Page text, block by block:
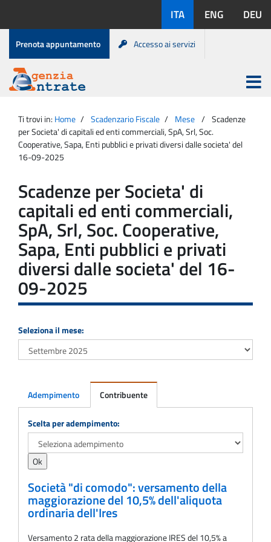
contenuto
disponibili:
ITA ENG DEU
Menu
di
servizio
Prenota appuntamento Accesso ai servizi
Agenzia
Entrate
Apri
menu
principale
Ti trovi in: Home Scadenzario Fiscale Mese
Scadenze
per Societa' di capitali ed enti commerciali, SpA, Srl, Soc.
Cooperative, Sapa, Enti pubblici e privati diversi dalle societa' del
16-09-2025
Scadenze per Societa' di
capitali ed enti commerciali,
SpA, Srl, Soc. Cooperative,
Sapa, Enti pubblici e privati
diversi dalle societa' del 16-
09-2025
Seleziona il mese:
Adempimento Contribuente
Adempimento
Scelta per adempimento:
Società "di comodo": versamento della
maggiorazione del 10,5% dell'aliquota
ordinaria dell'Ires
Versamento 2 rata della maggiorazione IRES del 10,5% a